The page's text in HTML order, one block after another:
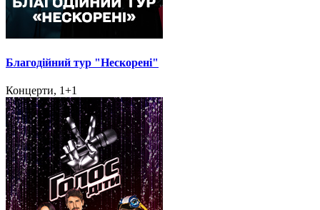
Благодійний тур "Нескорені"
Концерти, 1+1